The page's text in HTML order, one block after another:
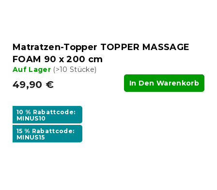
Matratzen-Topper TOPPER MASSAGE
FOAM 90 x 200 cm
Auf Lager (>10 Stücke)
49,90 € In Den Warenkorb
10 % Rabattcode:
MINUS10
15 % Rabattcode:
MINUS15